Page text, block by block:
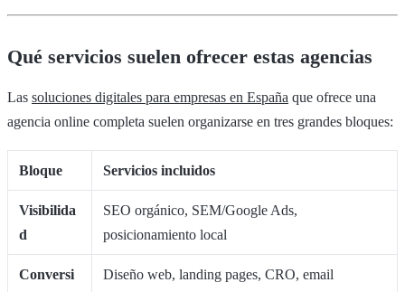
Qué servicios suelen ofrecer estas agencias
Las soluciones digitales para empresas en España que ofrece una
agencia online completa suelen organizarse en tres grandes bloques:
Bloque Servicios incluidos
Visibilida
d
SEO orgánico, SEM/Google Ads,
posicionamiento local
Conversi
Diseño web, landing pages, CRO, email